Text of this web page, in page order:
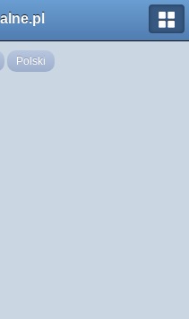
Polski